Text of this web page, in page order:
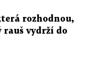
rozhodnou,
vydrží do